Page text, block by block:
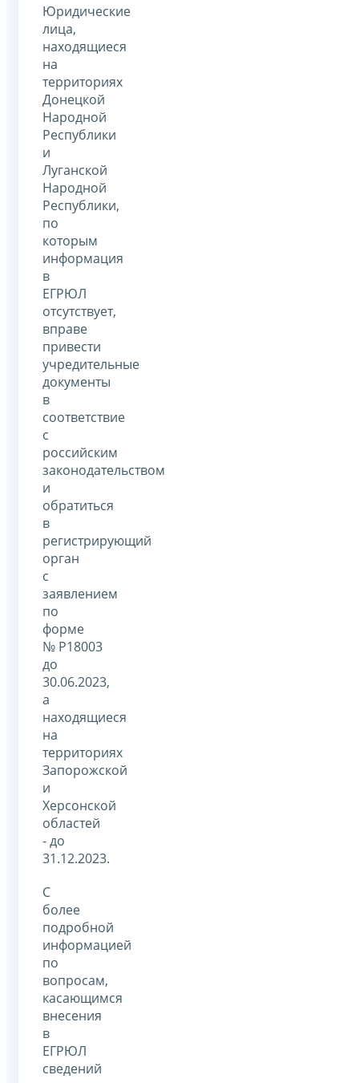
Юридические
лица,
находящиеся
на
территориях
Донецкой
Народной
Республики
и
Луганской
Народной
Республики,
по
которым
информация
в
ЕГРЮЛ
отсутствует,
вправе
привести
учредительные
документы
в
соответствие
с
российским
законодательством
и
обратиться
в
регистрирующий
орган
с
заявлением
по
форме
№ Р18003
до
30.06.2023,
а
находящиеся
на
территориях
Запорожской
и
Херсонской
областей
- до
31.12.2023.
С
более
подробной
информацией
по
вопросам,
касающимся
внесения
в
ЕГРЮЛ
сведений